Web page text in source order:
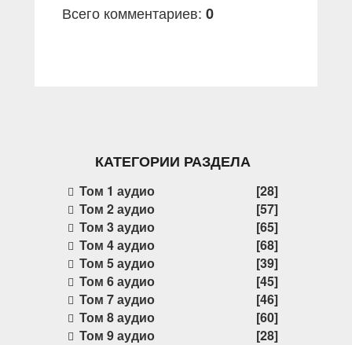
Всего комментариев: 0
КАТЕГОРИИ РАЗДЕЛА
Том 1 аудио
[28]
Том 2 аудио
[57]
Том 3 аудио
[65]
Том 4 аудио
[68]
Том 5 аудио
[39]
Том 6 аудио
[45]
Том 7 аудио
[46]
Том 8 аудио
[60]
Том 9 аудио
[28]